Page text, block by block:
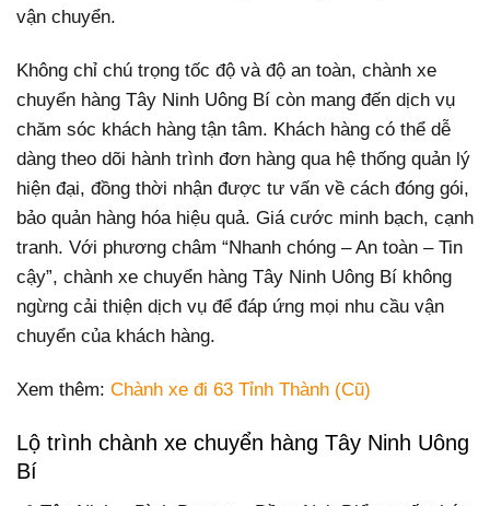
vận chuyển.
Không chỉ chú trọng tốc độ và độ an toàn, chành xe
chuyển hàng Tây Ninh Uông Bí còn mang đến dịch vụ
chăm sóc khách hàng tận tâm. Khách hàng có thể dễ
dàng theo dõi hành trình đơn hàng qua hệ thống quản lý
hiện đại, đồng thời nhận được tư vấn về cách đóng gói,
bảo quản hàng hóa hiệu quả. Giá cước minh bạch, cạnh
tranh. Với phương châm “Nhanh chóng – An toàn – Tin
cậy”, chành xe chuyển hàng Tây Ninh Uông Bí không
ngừng cải thiện dịch vụ để đáp ứng mọi nhu cầu vận
chuyển của khách hàng.
Xem thêm: Chành xe đi 63 Tỉnh Thành (Cũ)
Lộ trình chành xe chuyển hàng Tây Ninh Uông
Bí